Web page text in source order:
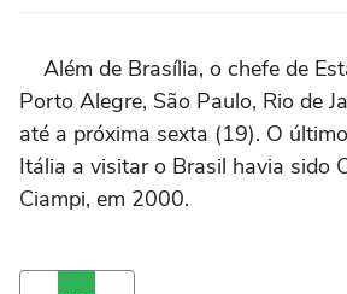
Além de Brasília, o chefe de
Porto Alegre, São Paulo, Rio de
até a próxima sexta (19). O
Itália a visitar o Brasil havia sido
Ciampi, em 2000.